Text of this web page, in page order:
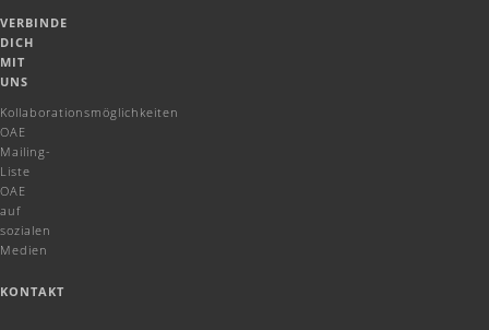
VERBINDE
DICH
MIT
UNS
Kollaborationsmöglichkeiten
OAE
Mailing-
Liste
OAE
auf
sozialen
Medien
KONTAKT